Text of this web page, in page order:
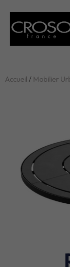
Accueil / Mobilier